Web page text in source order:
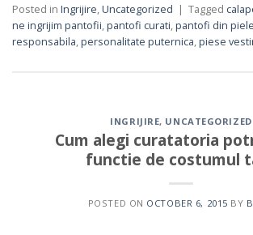
Posted in Ingrijire Uncategorized | Tagged
ne ingrijim pantofii pantofi curati pantofi din piele
responsabila personalitate puternica piese
INGRIJIRE, UNCATEGORIZED
Cum alegi curatatoria
functie de costumul
POSTED ON OCTOBER 6, 2015 BY